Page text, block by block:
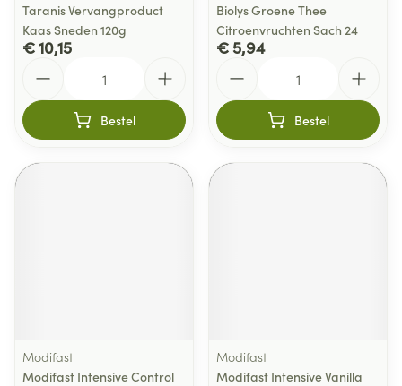
Taranis Vervangproduct
Kaas Sneden 120g
€ 10,15
Bestel
Biolys Groene Thee
Citroenvruchten Sach 24
€ 5,94
Bestel
Modifast
Modifast Intensive Control
Modifast
Modifast Intensive Vanilla